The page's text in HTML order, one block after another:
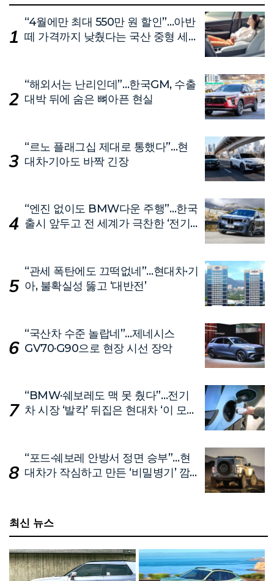
“4월에만 최대 550만 원 할인”…아반
떼 가격까지 낮췄다는 국산 중형 세
“해외서는 난리인데”…한국GM, 수출
대박 뒤에 숨은 뼈아픈 현실
“르노 플래그십 제대로 통했다”…현
대차·기아도 바짝 긴장
“엔진 없이도 BMW다운 주행”…한국
출시 앞두고 전 세계가 극찬한 ‘전기
“관세 폭탄에도 끄떡없네”…현대차·기
아, 불확실성 뚫고 ‘대반전’
“국산차 수준 놀랍네”…제네시스
GV70·G90으로 현장 시선 장악
“BMW·쉐보레도 맥 못 췄다”…전기
차 시장 ‘발칵’ 뒤집은 현대차 ‘이 모
“포드·쉐보레 안방서 정면 승부”…현
대차가 작심하고 만든 ‘비밀병기’ 깜
최신 뉴스